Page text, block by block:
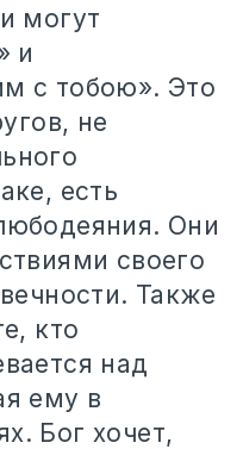
могут
и
с тобою». Это
не
есть
Они
своего
Также
кто
над
ему в
Бог хочет,